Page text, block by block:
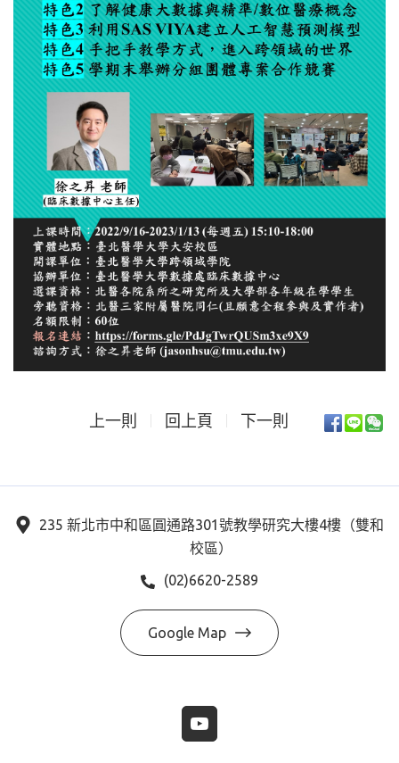
上一則 回上頁 下一則
235 新北市中和區圓通路301號教學研究大樓4樓（雙和
校區）
(02)6620-2589
Google Map